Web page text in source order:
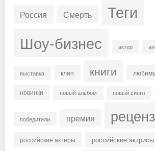
Россия Смерть Теги
Шоу-бизнес актер
выставка клип книги
новинки новый альбом новый сингл
победители премия
российские актеры российские актрисы